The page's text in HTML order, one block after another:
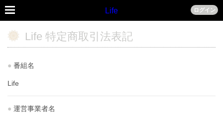
Life ログイン
Life 特定商取引法表記
● 番組名
Life
● 運営事業者名